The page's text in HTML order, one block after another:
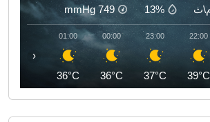
13%
749
mmHg
22:00
39°C
23:00
37°C
00:00
36°C
01:00
36°C
‹